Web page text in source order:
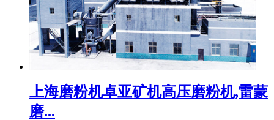
上海磨粉机卓亚矿机高压磨粉机,雷蒙
磨...